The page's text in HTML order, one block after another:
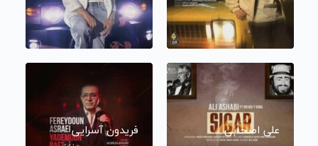
علی اصحابی فریدون آسرایی